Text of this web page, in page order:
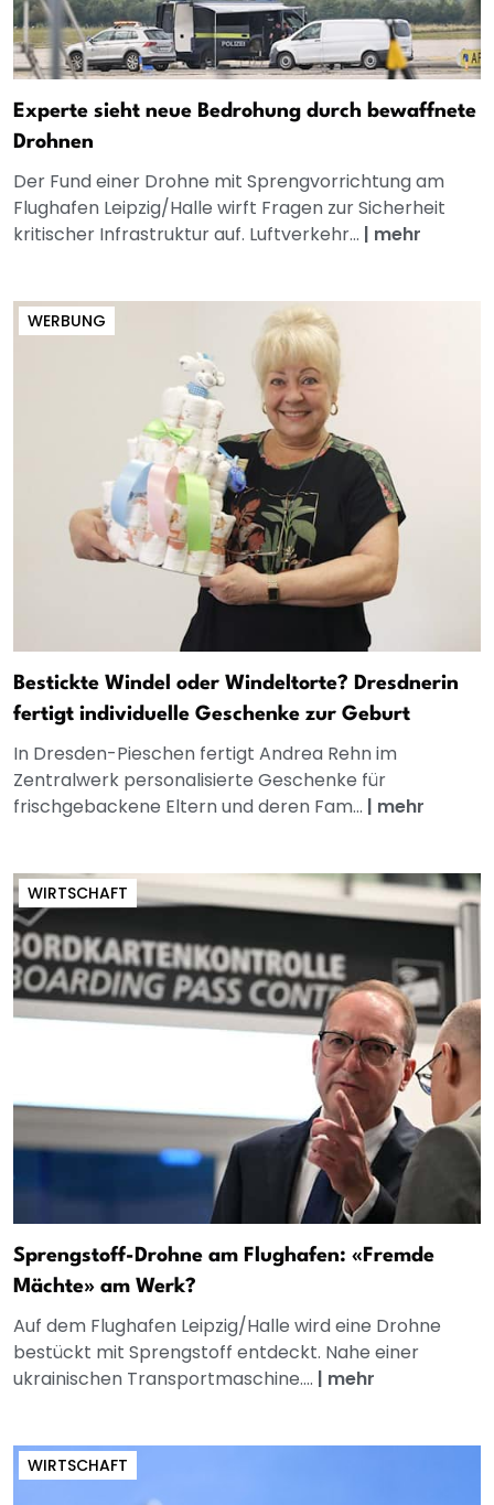
Experte sieht neue Bedrohung durch bewaffnete
Drohnen
Der Fund einer Drohne mit Sprengvorrichtung am
Flughafen Leipzig/Halle wirft Fragen zur Sicherheit
kritischer Infrastruktur auf. Luftverkehr... | mehr
WERBUNG
Bestickte Windel oder Windeltorte? Dresdnerin
fertigt individuelle Geschenke zur Geburt
In Dresden-Pieschen fertigt Andrea Rehn im
Zentralwerk personalisierte Geschenke für
frischgebackene Eltern und deren Fam... | mehr
WIRTSCHAFT
Sprengstoff-Drohne am Flughafen: «Fremde
Mächte» am Werk?
Auf dem Flughafen Leipzig/Halle wird eine Drohne
bestückt mit Sprengstoff entdeckt. Nahe einer
ukrainischen Transportmaschine.... | mehr
WIRTSCHAFT